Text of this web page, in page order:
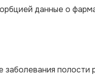
данные о
полости